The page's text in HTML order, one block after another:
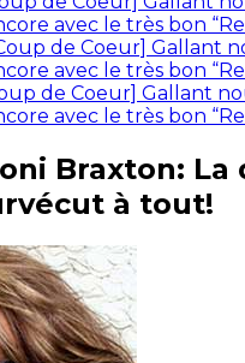
avec le très bon
de Coeur] Gallant
avec le très bon
de Coeur] Gallant
avec le très bon
Braxton: La
à tout!